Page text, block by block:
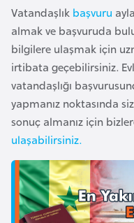
Vatandaşlık başvuru
almak ve başvuruda
bilgilere ulaşmak için
irtibata geçebilirsiniz.
vatandaşlığı
yapmanız noktasında
sonuç almanız için
ulaşabilirsiniz.
r
e
y
n
B
a
n
g
l
a
d